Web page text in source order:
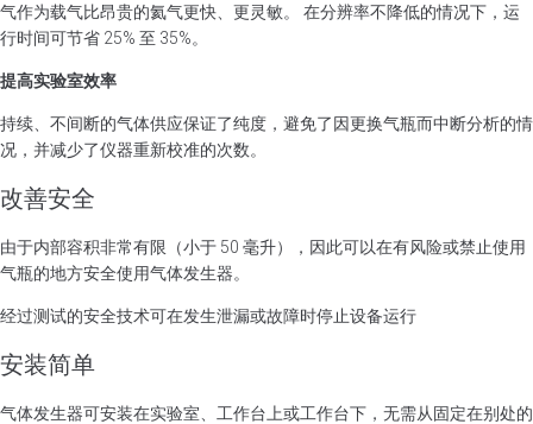
气作为载气比昂贵的氦气更快、更灵敏。 在分辨率不降低的情况下，运
行时间可节省 25% 至 35%。
提高实验室效率
持续、不间断的气体供应保证了纯度，避免了因更换气瓶而中断分析的情
况，并减少了仪器重新校准的次数。
改善安全
由于内部容积非常有限（小于 50 毫升），因此可以在有风险或禁止使用
气瓶的地方安全使用气体发生器。
经过测试的安全技术可在发生泄漏或故障时停止设备运行
安装简单
气体发生器可安装在实验室、工作台上或工作台下，无需从固定在别处的